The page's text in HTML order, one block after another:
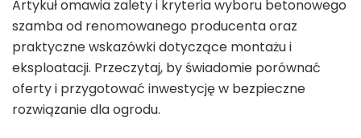
Artykuł omawia zalety i kryteria wyboru betonowego
szamba od renomowanego producenta oraz
praktyczne wskazówki dotyczące montażu i
eksploatacji. Przeczytaj, by świadomie porównać
oferty i przygotować inwestycję w bezpieczne
rozwiązanie dla ogrodu.